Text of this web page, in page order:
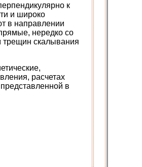
к
и широко
в направлении
нередко со
трещин скалывания
расчетах
в